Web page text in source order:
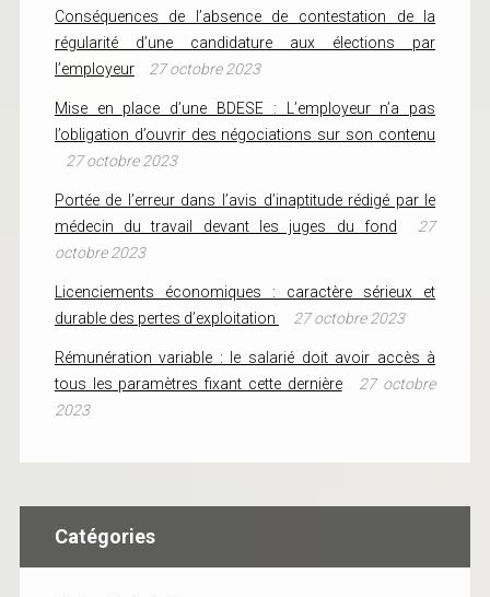
Conséquences de l’absence de contestation de la
régularité d’une candidature aux élections par
l’employeur
27 octobre 2023
Mise en place d’une BDESE : L’employeur n’a pas
l’obligation d’ouvrir des négociations sur son contenu
27 octobre 2023
Portée de l’erreur dans l’avis d’inaptitude rédigé par le
médecin du travail devant les juges du fond
27
octobre 2023
Licenciements économiques : caractère sérieux et
durable des pertes d’exploitation
27 octobre 2023
Rémunération variable : le salarié doit avoir accès à
tous les paramètres fixant cette dernière
27 octobre
2023
Catégories